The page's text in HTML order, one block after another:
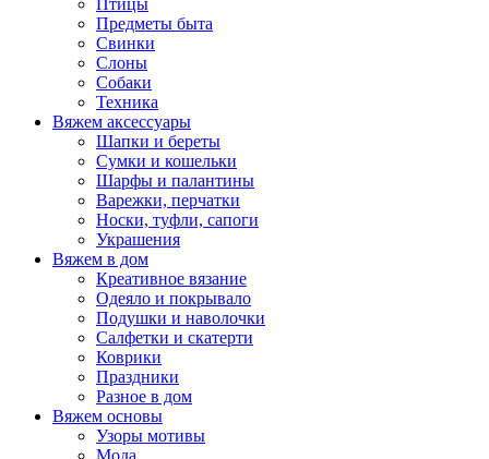
Птицы
Предметы быта
Свинки
Слоны
Собаки
Техника
Вяжем аксессуары
Шапки и береты
Сумки и кошельки
Шарфы и палантины
Варежки, перчатки
Носки, туфли, сапоги
Украшения
Вяжем в дом
Креативное вязание
Одеяло и покрывало
Подушки и наволочки
Салфетки и скатерти
Коврики
Праздники
Разное в дом
Вяжем основы
Узоры мотивы
Мода